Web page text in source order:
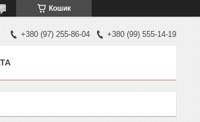
Кошик
+380 (97) 255-86-04 +380 (99) 555-14-19